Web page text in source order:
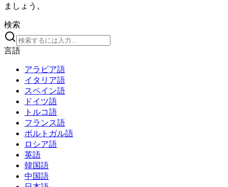
ましょう。
検索
言語
アラビア語
イタリア語
スペイン語
ドイツ語
トルコ語
フランス語
ポルトガル語
ロシア語
英語
韓国語
中国語